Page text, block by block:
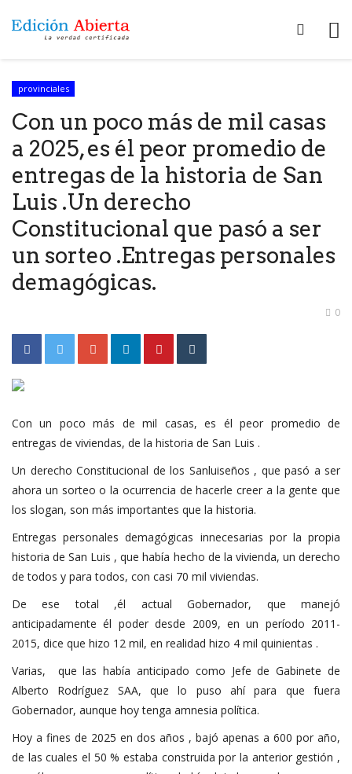
provinciales
Con un poco más de mil casas
a 2025, es él peor promedio de
entregas de la historia de San
Luis .Un derecho
Constitucional que pasó a ser
un sorteo .Entregas personales
demagógicas.
0
Con un poco más de mil casas, es él peor promedio de
entregas de viviendas, de la historia de San Luis .
Un derecho Constitucional de los Sanluiseños , que pasó a ser
ahora un sorteo o la ocurrencia de hacerle creer a la gente que
los slogan, son más importantes que la historia.
Entregas personales demagógicas innecesarias por la propia
historia de San Luis , que había hecho de la vivienda, un derecho
de todos y para todos, con casi 70 mil viviendas.
De ese total ,él actual Gobernador, que manejó
anticipadamente él poder desde 2009, en un período 2011-
2015, dice que hizo 12 mil, en realidad hizo 4 mil quinientas .
Varias, que las había anticipado como Jefe de Gabinete de
Alberto Rodríguez SAA, que lo puso ahí para que fuera
Gobernador, aunque hoy tenga amnesia política.
Hoy a fines de 2025 en dos años , bajó apenas a 600 por año,
de las cuales el 50 % estaba construida por la anterior gestión ,